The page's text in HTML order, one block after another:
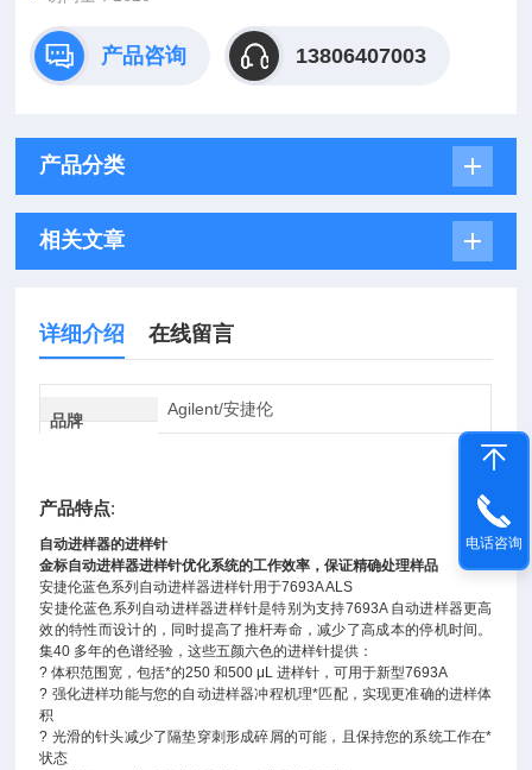
产品咨询 13806407003
产品分类
相关文章
详细介绍 在线留言
品牌
Agilent/安捷伦
产品特点:
自动进样器的进样针
金标自动进样器进样针优化系统的工作效率，保证精确处理样品
安捷伦蓝色系列自动进样器进样针用于7693A ALS
安捷伦蓝色系列自动进样器进样针是特别为支持7693A 自动进样器更高
效的特性而设计的，同时提高了推杆寿命，减少了高成本的停机时间。
集40 多年的色谱经验，这些五颜六色的进样针提供：
? 体积范围宽，包括*的250 和500 μL 进样针，可用于新型7693A
? 强化进样功能与您的自动进样器冲程机理*匹配，实现更准确的进样体
积
? 光滑的针头减少了隔垫穿刺形成碎屑的可能，且保持您的系统工作在*
状态
电话咨询